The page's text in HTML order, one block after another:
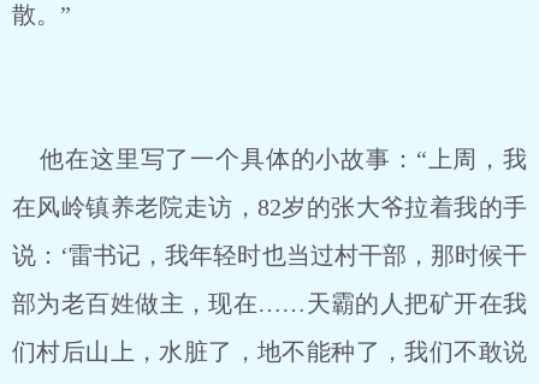
散。”
他在这里写了一个具体的小故事：“上周，我
在风岭镇养老院走访，82岁的张大爷拉着我的手
说：‘雷书记，我年轻时也当过村干部，那时候干
部为老百姓做主，现在……天霸的人把矿开在我
们村后山上，水脏了，地不能种了，我们不敢说